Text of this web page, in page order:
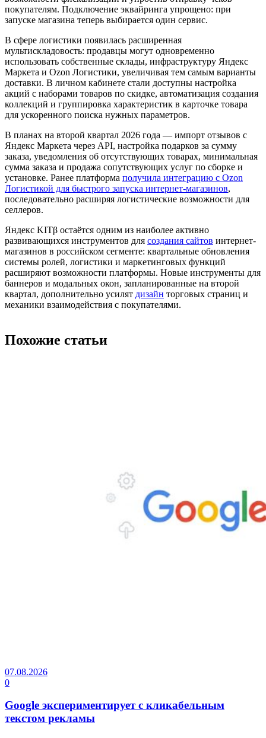
покупателям. Подключение эквайринга упрощено: при
запуске магазина теперь выбирается один сервис.
В сфере логистики появилась расширенная
мультискладовость: продавцы могут одновременно
использовать собственные склады, инфраструктуру Яндекс
Маркета и Ozon Логистики, увеличивая тем самым варианты
доставки. В личном кабинете стали доступны настройка
акций с наборами товаров по скидке, автоматизация создания
коллекций и группировка характеристик в карточке товара
для ускоренного поиска нужных параметров.
В планах на второй квартал 2026 года — импорт отзывов с
Яндекс Маркета через API, настройка подарков за сумму
заказа, уведомления об отсутствующих товарах, минимальная
сумма заказа и продажа сопутствующих услуг по сборке и
установке. Ранее платформа получила интеграцию с Ozon
Логистикой для быстрого запуска интернет-магазинов,
последовательно расширяя логистические возможности для
селлеров.
Яндекс KITβ остаётся одним из наиболее активно
развивающихся инструментов для создания сайтов интернет-
магазинов в российском сегменте: квартальные обновления
системы ролей, логистики и маркетинговых функций
расширяют возможности платформы. Новые инструменты для
баннеров и модальных окон, запланированные на второй
квартал, дополнительно усилят дизайн торговых страниц и
механики взаимодействия с покупателями.
Похожие статьи
07.08.2026
0
Google экспериментирует с кликабельным
текстом рекламы